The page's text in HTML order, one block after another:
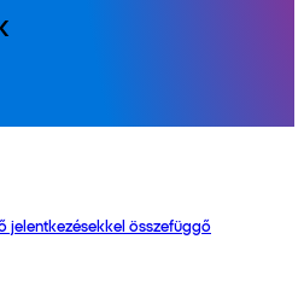
jelentkezésekkel összefüggő